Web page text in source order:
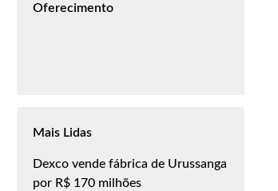
Oferecimento
Mais Lidas
Dexco vende fábrica de Urussanga
por R$ 170 milhões